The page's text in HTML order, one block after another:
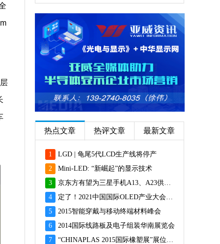
热点文章 热评文章 最新文章
1
LGD | 龟尾5代LCD生产线将停产
2
Mini-LED: “新崛起”的显示技术
3
京东方有望为三星手机A13、A23供应面板
4
定了！2021中国国际OLED产业大会12月重磅启幕
5
2015智能穿戴与移动终端材料峰会
6
2014国际线路板及电子组装华南展览会
7
“CHINAPLAS 2015国际橡塑展”展位预订火爆 彰显橡塑业乐观前景